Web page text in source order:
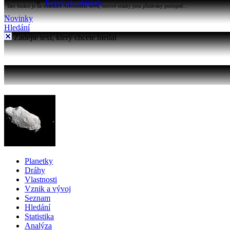
Katalogy objektů
Tato funkce je na stránkách Astronomia nová, testové otázky jsou přidávány postupně...
Novinky
Hledání
Zadejte text, který chcete hledat
Planetky
Dráhy
Vlastnosti
Vznik a vývoj
Seznam
Hledání
Statistika
Analýza